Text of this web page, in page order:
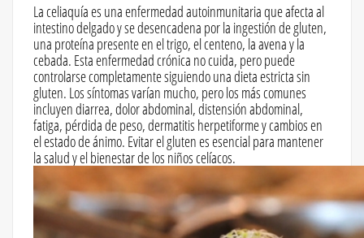
La celiaquía es una enfermedad autoinmunitaria que afecta al
intestino delgado y se desencadena por la ingestión de gluten,
una proteína presente en el trigo, el centeno, la avena y la
cebada. Esta enfermedad crónica no cuida, pero puede
controlarse completamente siguiendo una dieta estricta sin
gluten. Los síntomas varían mucho, pero los más comunes
incluyen diarrea, dolor abdominal, distensión abdominal,
fatiga, pérdida de peso, dermatitis herpetiforme y cambios en
el estado de ánimo. Evitar el gluten es esencial para mantener
la salud y el bienestar de los niños celíacos.